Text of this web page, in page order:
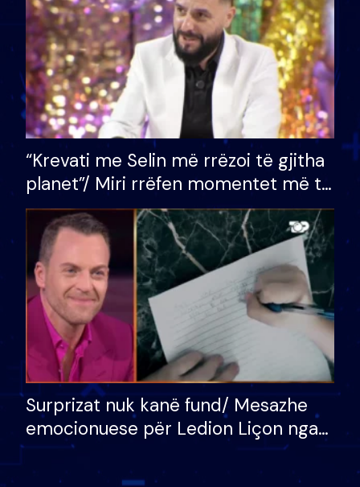
“Krevati me Selin më rrëzoi të gjitha
planet”/ Miri rrëfen momentet më të
bukura në shtëpinë e BB VIP: Do më
mungojë zilja e mëngjesit kur…
Surprizat nuk kanë fund/ Mesazhe
emocionuese për Ledion Liçon nga
nëna dhe fëmijët e tij, moderatori
nuk i mban dot lotët: Nuk meritoj…